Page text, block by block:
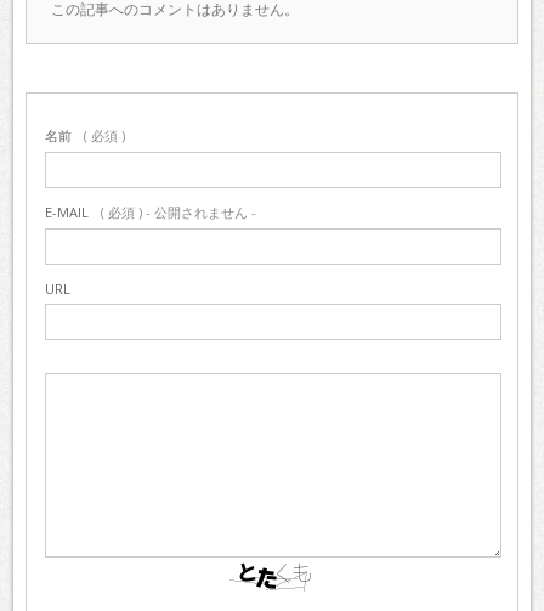
この記事へのコメントはありません。
名前 ( 必須 )
E-MAIL ( 必須 ) - 公開されません -
URL